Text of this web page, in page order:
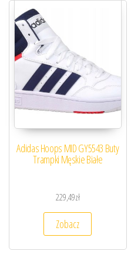
Adidas Hoops MID GY5543 Buty
Trampki Męskie Białe
229,49zł
Zobacz